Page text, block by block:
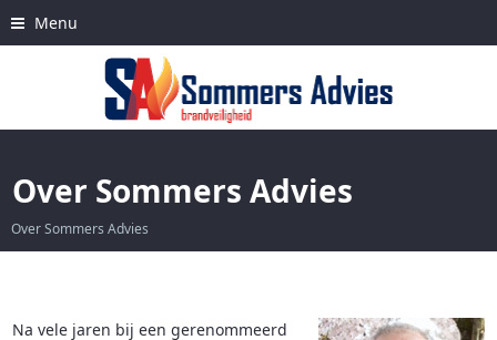
to
Menu
Over Sommers Advies
Over Sommers Advies
Na vele jaren bij een gerenommeerd